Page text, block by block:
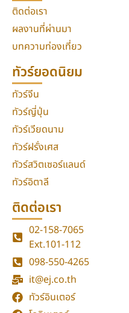
ติดต่อเรา
ผลงานที่ผ่านมา
บทความท่องเที่ยว
ทัวร์ยอดนิยม
ทัวร์จีน
ทัวร์ญี่ปุ่น
ทัวร์เวียดนาม
ทัวร์ฝรั่งเศส
ทัวร์สวิตเซอร์แลนด์
ทัวร์อิตาลี
ติดต่อเรา
02-158-7065
Ext.101-112
098-550-4265
it@ej.co.th
ทัวร์อินเตอร์